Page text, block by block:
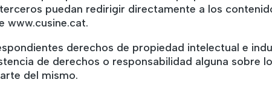
puedan redirigir directamente a los
www.cusine.cat.
derechos de propiedad intelectual e
de derechos o responsabilidad alguna sobre
del mismo.